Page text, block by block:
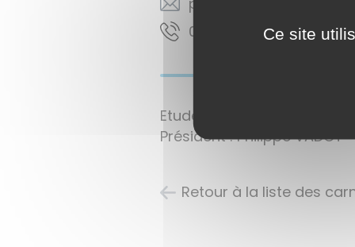
56 15 44 58 30
Etudes et vulgarisation
Président : Philippe VADOT
Retour à la liste des
Ce site